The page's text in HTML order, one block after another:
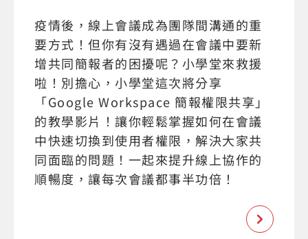
疫情後，線上會議成為團隊間溝通的重
要方式！但你有沒有遇過在會議中要新
增共同簡報者的困擾呢？小學堂來救援
啦！別擔心，小學堂這次將分享
「Google Workspace 簡報權限共享」
的教學影片！讓你輕鬆掌握如何在會議
中快速切換到使用者權限，解決大家共
同面臨的問題！一起來提升線上協作的
順暢度，讓每次會議都事半功倍！